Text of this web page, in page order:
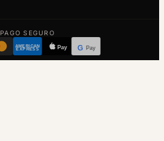
PAGO SEGURO
AMERICAN
EXPRESS Pay G Pay